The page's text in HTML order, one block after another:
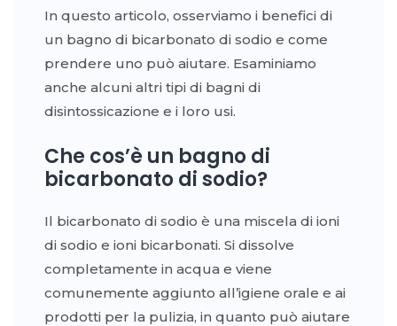
In questo articolo, osserviamo i benefici di
un bagno di bicarbonato di sodio e come
prendere uno può aiutare. Esaminiamo
anche alcuni altri tipi di bagni di
disintossicazione e i loro usi.
Che cos’è un bagno di
bicarbonato di sodio?
Il bicarbonato di sodio è una miscela di ioni
di sodio e ioni bicarbonati. Si dissolve
completamente in acqua e viene
comunemente aggiunto all’igiene orale e ai
prodotti per la pulizia, in quanto può aiutare